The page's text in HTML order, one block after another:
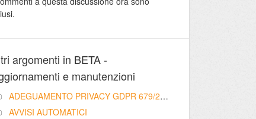
argomenti in BETA -
e manutenzioni
ADEGUAMENTO PRIVACY GDPR 679/2016
AVVISI AUTOMATICI